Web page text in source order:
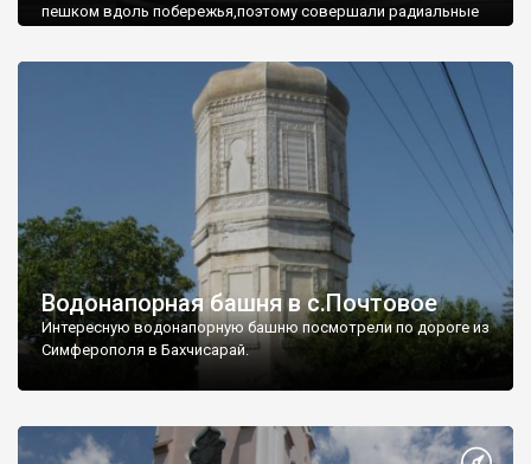
пешком вдоль побережья,поэтому совершали радиальные
Водонапорная башня в с.Почтовое
Интересную водонапорную башню посмотрели по дороге из
Симферополя в Бахчисарай.